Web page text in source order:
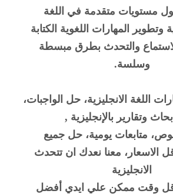
مستويات متقدمة في اللغة
وتطوير المهارات اللغوية الكتابة
والتحدث بطرق مبسطة
وسلسة.
اللغة الانجليزية، حل الواجبات،
وتقارير بالإنجليزية ,
متابعات يومية، حل جميع
الاسعار، معنا نعدك ان تتحدث
الانجليزية
وقت ممكن علي ايدي أفضل